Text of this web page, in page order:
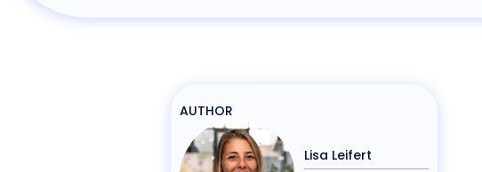
AUTHOR
Lisa Leifert